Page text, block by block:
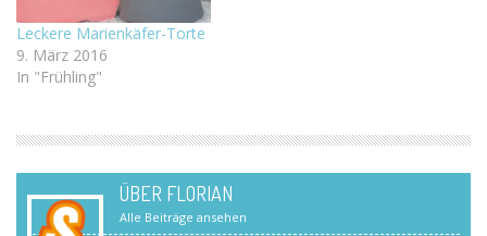
Leckere Marienkäfer-Torte
9. März 2016
In "Frühling"
ÜBER FLORIAN
Alle Beiträge ansehen